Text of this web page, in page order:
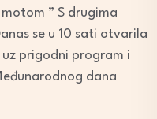
” S drugima
se u 10 sati otvarila
uz prigodni program i
dana